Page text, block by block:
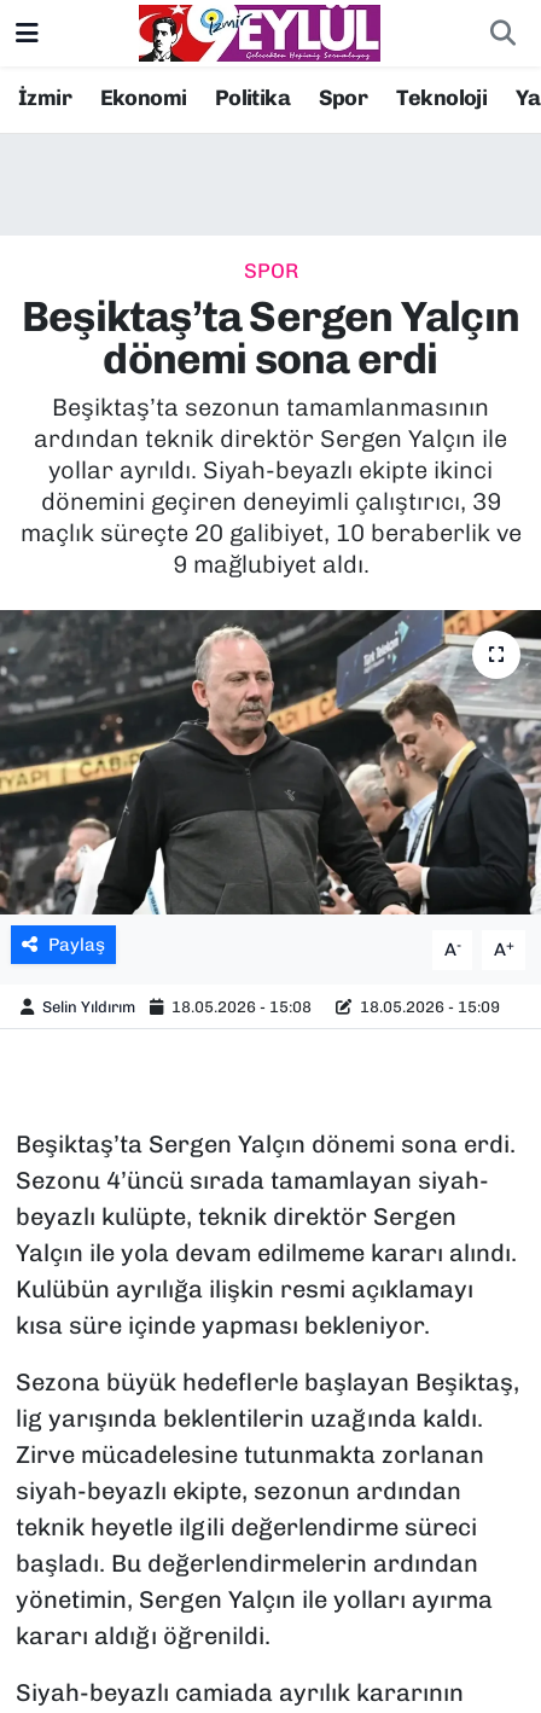
İzmir Ekonomi Politika Spor Teknoloji
SPOR
Beşiktaş’ta Sergen Yalçın
dönemi sona erdi
Beşiktaş’ta sezonun tamamlanmasının
ardından teknik direktör Sergen Yalçın ile
yollar ayrıldı. Siyah-beyazlı ekipte ikinci
dönemini geçiren deneyimli çalıştırıcı, 39
maçlık süreçte 20 galibiyet, 10 beraberlik ve
9 mağlubiyet aldı.
Paylaş A- A+
Selin Yıldırım 18.05.2026 - 15:08 18.05.2026 - 15:09
Beşiktaş’ta Sergen Yalçın dönemi sona erdi.
Sezonu 4’üncü sırada tamamlayan siyah-
beyazlı kulüpte, teknik direktör Sergen
Yalçın ile yola devam edilmeme kararı alındı.
Kulübün ayrılığa ilişkin resmi açıklamayı
kısa süre içinde yapması bekleniyor.
Sezona büyük hedeflerle başlayan Beşiktaş,
lig yarışında beklentilerin uzağında kaldı.
Zirve mücadelesine tutunmakta zorlanan
siyah-beyazlı ekipte, sezonun ardından
teknik heyetle ilgili değerlendirme süreci
başladı. Bu değerlendirmelerin ardından
yönetimin, Sergen Yalçın ile yolları ayırma
kararı aldığı öğrenildi.
Siyah-beyazlı camiada ayrılık kararının
Resmi İlanlar
EKONOMİ
KÜLTÜR SANAT
MAGAZİN
POLİTİKA
SPOR
TEKNOLOJİ
YAŞAM
YEREL YÖNETİMLER
Konak Nöbetçi Eczaneler
Süper Lig Puan Durumu ve Fikstür
Tüm Manşetler
Son Dakika Haberleri
Haber Arşivi